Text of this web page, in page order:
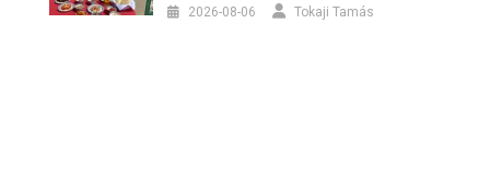
2026-08-06 Tokaji Tamás